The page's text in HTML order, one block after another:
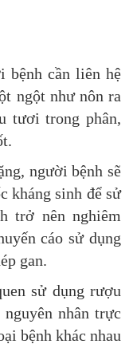
bệnh cần liên hệ
ngột như nôn ra
tươi trong phân,
người bệnh sẽ
kháng sinh để sử
trở nên nghiêm
cáo sử dụng
gan.
sử dụng rượu
nhân trực
bệnh khác nhau